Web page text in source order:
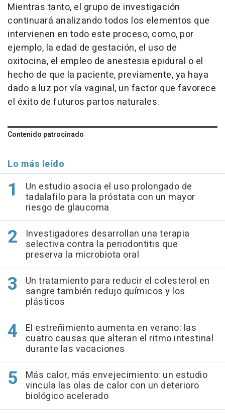
Mientras tanto, el grupo de investigación
continuará analizando todos los elementos que
intervienen en todo este proceso, como, por
ejemplo, la edad de gestación, el uso de
oxitocina, el empleo de anestesia epidural o el
hecho de que la paciente, previamente, ya haya
dado a luz por vía vaginal, un factor que favorece
el éxito de futuros partos naturales.
Contenido patrocinado
Lo más leído
Un estudio asocia el uso prolongado de
tadalafilo para la próstata con un mayor
riesgo de glaucoma
Investigadores desarrollan una terapia
selectiva contra la periodontitis que
preserva la microbiota oral
Un tratamiento para reducir el colesterol en
sangre también redujo químicos y los
plásticos
El estreñimiento aumenta en verano: las
cuatro causas que alteran el ritmo intestinal
durante las vacaciones
Más calor, más envejecimiento: un estudio
vincula las olas de calor con un deterioro
biológico acelerado